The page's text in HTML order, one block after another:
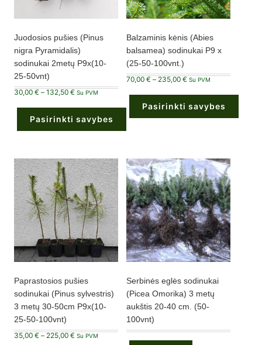
Juodosios pušies (Pinus
nigra Pyramidalis)
sodinukai 2metų P9x(10-
25-50vnt)
30,00€ – 132,50€Price
132,50 €
Su PVM
Pasirinkti savybes
multiple
variants.
The
options
may
be
chosen
on
the
product
page
Balzaminis kėnis (Abies
balsamea) sodinukai P9 x
(25-50-100vnt.)
70,00€ – 235,00€Price
235,00 €
Su PVM
Pasirinkti savybes
product
variants.
The
options
may
be
chosen
on
the
product
page
Paprastosios pušies
sodinukai (Pinus sylvestris)
3 metų 30-50cm P9x(10-
25-50-100vnt)
35,00 € – 225,00 €Price
Su PVM
Serbinės eglės sodinukai
(Picea Omorika) 3 metų
aukštis 20-40 cm. (50-
100vnt)